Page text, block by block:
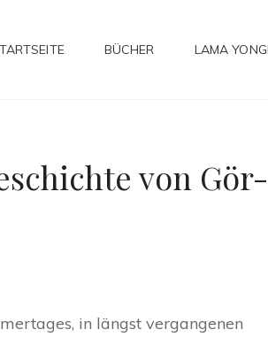
BÜCHER LAMA
von Gör-
in längst vergangenen